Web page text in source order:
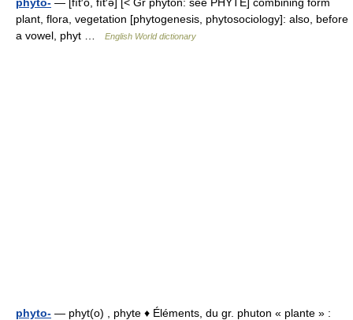
plant, flora, vegetation [phytogenesis, phytosociology]: also, before
a vowel, phyt …
English World dictionary
phyto- — phyt(o) , phyte ♦ Éléments, du gr. phuton « plante » :